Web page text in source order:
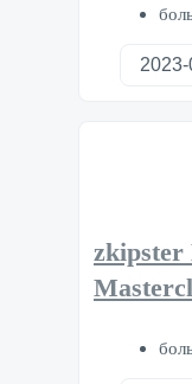
zkipster